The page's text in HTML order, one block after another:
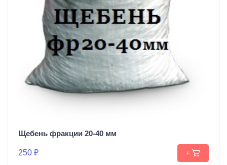
Щебень фракции 20-40 мм
250 ₽ +